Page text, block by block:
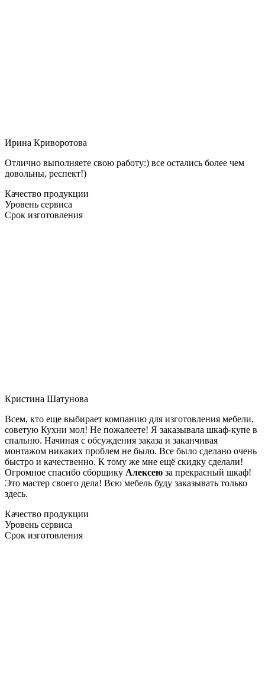
Ирина Криворотова
Отлично выполняете свою работу:) все остались более чем
довольны, респект!)
Качество продукции
Уровень сервиса
Срок изготовления
Кристина Шатунова
Всем, кто еще выбирает компанию для изготовления мебели,
советую Кухни мол! Не пожалеете! Я заказывала шкаф-купе в
спальню. Начиная с обсуждения заказа и заканчивая
монтажом никаких проблем не было. Все было сделано очень
быстро и качественно. К тому же мне ещё скидку сделали!
Огромное спасибо сборщику Алексею за прекрасный шкаф!
Это мастер своего дела! Всю мебель буду заказывать только
здесь.
Качество продукции
Уровень сервиса
Срок изготовления